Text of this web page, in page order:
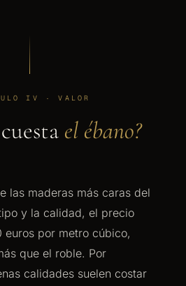
IV · VALOR
el ébano?
las maderas más caras del
y la calidad, el precio
euros por metro cúbico,
que el roble. Por
calidades suelen costar